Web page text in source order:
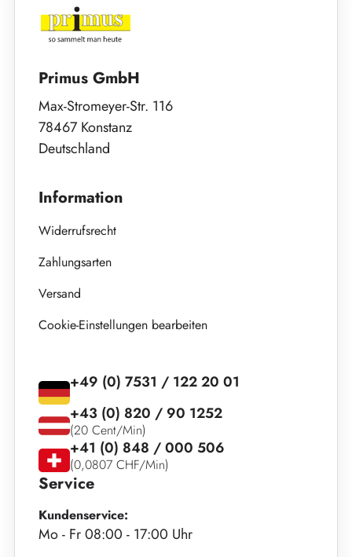
Primus GmbH
Max-Stromeyer-Str. 116
78467 Konstanz
Deutschland
Information
Widerrufsrecht
Zahlungsarten
Versand
Cookie-Einstellungen bearbeiten
Service
Kundenservice:
Mo - Fr 08:00 - 17:00 Uhr
+49 (0) 7531 / 122 20 01
+43 (0) 820 / 90 1252
(20 Cent/Min)
+41 (0) 848 / 000 506
(0,0807 CHF/Min)